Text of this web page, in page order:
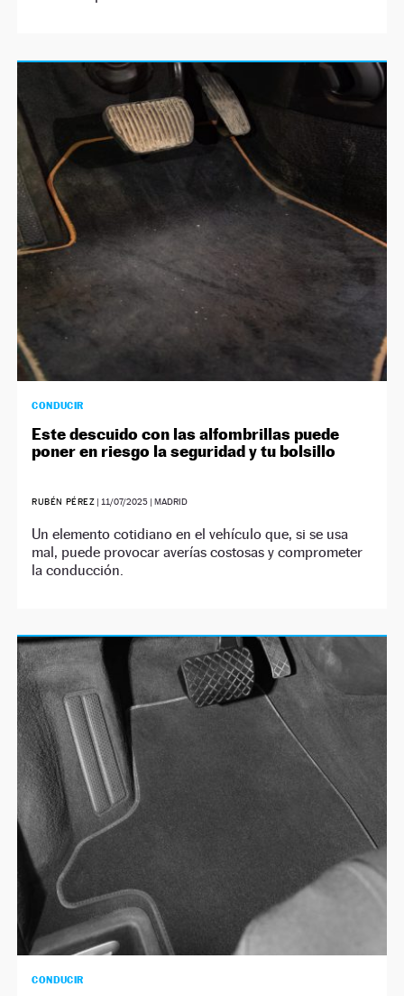
CONDUCIR
Este descuido con las alfombrillas puede
poner en riesgo la seguridad y tu bolsillo
RUBÉN PÉREZ | 11/07/2025 | MADRID
Un elemento cotidiano en el vehículo que, si se usa
mal, puede provocar averías costosas y comprometer
la conducción.
CONDUCIR